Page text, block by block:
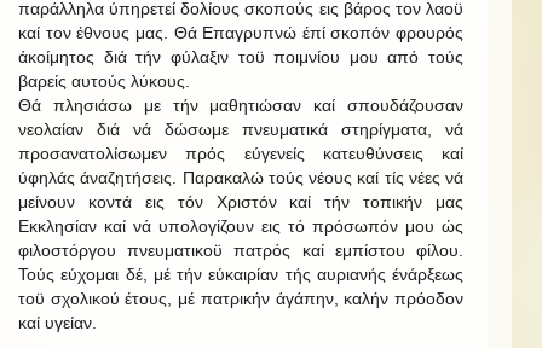
παράλληλα ύπηρετεί δολίους σκοπούς εις βάρος τον λαοϋ
καί τον έθνους μας. Θά Επαγρυπνώ έπί σκοπόν φρουρός
άκοίμητος διά τήν φύλαξιν τοϋ ποιμνίου μου από τούς
βαρείς αυτούς λύκους.
Θά πλησιάσω με τήν μαθητιώσαν καί σπουδάζουσαν
νεολαίαν διά νά δώσωμε πνευματικά στηρίγματα, νά
προσανατολίσωμεν πρός εύγενείς κατευθύνσεις καί
ύφηλάς άναζητήσεις. Παρακαλώ τούς νέους καί τίς νέες νά
μείνουν κοντά εις τόν Χριστόν καί τήν τοπικήν μας
Εκκλησίαν καί νά υπολογίζουν εις τό πρόσωπόν μου ώς
φιλοστόργου πνευματικοϋ πατρός καί εμπίστου φίλου.
Τούς εύχομαι δέ, μέ τήν εύκαιρίαν τής αυριανής ένάρξεως
τοϋ σχολικού έτους, μέ πατρικήν άγάπην, καλήν πρόοδον
καί υγείαν.